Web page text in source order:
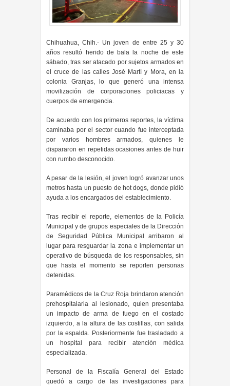
Chihuahua, Chih.- Un joven de entre 25 y 30
años resultó herido de bala la noche de este
sábado, tras ser atacado por sujetos armados en
el cruce de las calles José Martí y Mora, en la
colonia Granjas, lo que generó una intensa
movilización de corporaciones policiacas y
cuerpos de emergencia.
De acuerdo con los primeros reportes, la víctima
caminaba por el sector cuando fue interceptada
por varios hombres armados, quienes le
dispararon en repetidas ocasiones antes de huir
con rumbo desconocido.
A pesar de la lesión, el joven logró avanzar unos
metros hasta un puesto de hot dogs, donde pidió
ayuda a los encargados del establecimiento.
Tras recibir el reporte, elementos de la Policía
Municipal y de grupos especiales de la Dirección
de Seguridad Pública Municipal arribaron al
lugar para resguardar la zona e implementar un
operativo de búsqueda de los responsables, sin
que hasta el momento se reporten personas
detenidas.
Paramédicos de la Cruz Roja brindaron atención
prehospitalaria al lesionado, quien presentaba
un impacto de arma de fuego en el costado
izquierdo, a la altura de las costillas, con salida
por la espalda. Posteriormente fue trasladado a
un hospital para recibir atención médica
especializada.
Personal de la Fiscalía General del Estado
quedó a cargo de las investigaciones para